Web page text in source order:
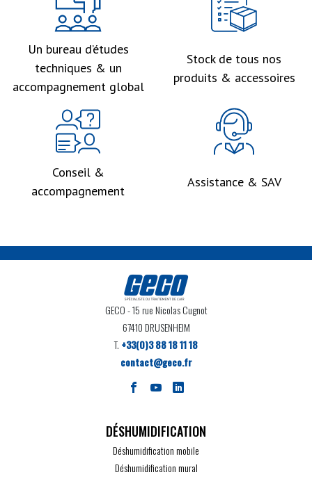
Un bureau d’études
techniques & un
accompagnement global
Stock de tous nos
produits & accessoires
Conseil &
accompagnement
Assistance & SAV
GECO- 15 rue Nicolas Cugnot
67410 DRUSENHEIM
T. +33(0)3 88 18 11 18
contact@geco.fr
DÉSHUMIDIFICATION
Déshumidification mobile
Déshumidification mural